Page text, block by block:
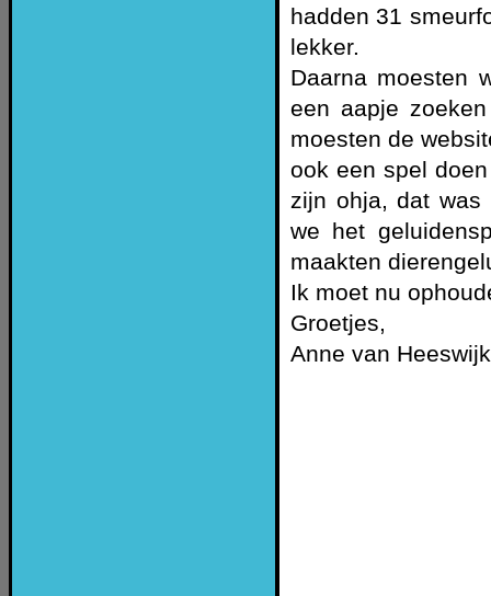
hadden 31
lekker.
Daarna moesten
een aapje
moesten de
ook een spel
zijn ohja, dat was
we het
maakten
Ik moet nu
Groetjes,
Anne van Heeswijk